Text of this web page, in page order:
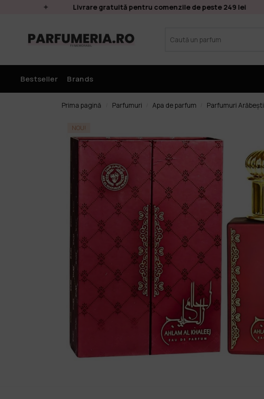
Livrare gratuită pentru comenzile de peste 249 lei
Bestseller Brands
Prima pagină Parfumuri Apa de parfum Parfumuri Arăbești
NOU!